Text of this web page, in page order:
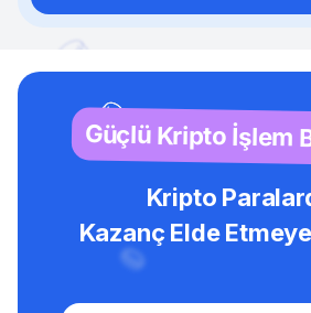
Güçlü Kripto İşlem
Kripto
Kazanç Elde